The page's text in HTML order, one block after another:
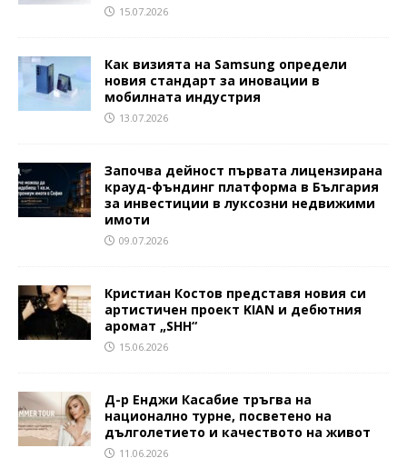
15.07.2026
Как визията на Samsung определи
новия стандарт за иновации в
мобилната индустрия
13.07.2026
Започва дейност първата лицензирана
крауд-фъндинг платформа в България
за инвестиции в луксозни недвижими
имоти
09.07.2026
Кристиан Костов представя новия си
артистичен проект KIAN и дебютния
аромат „SHH“
15.06.2026
Д-р Енджи Касабие тръгва на
национално турне, посветено на
дълголетието и качеството на живот
11.06.2026